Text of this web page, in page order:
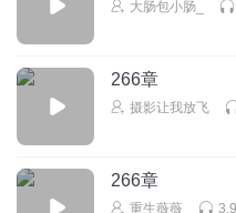
大肠包小肠_
266章
摄影让我放飞
266章
重生薇薇